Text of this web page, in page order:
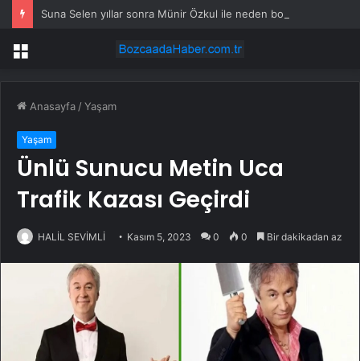
Menü
Anasayfa /Yaşam
Yaşam
Ünlü Sunucu Metin Uca
Trafik Kazası Geçirdi
HALİL SEVİMLİ Kasım 5, 2023 0 0 Bir dakikadan az